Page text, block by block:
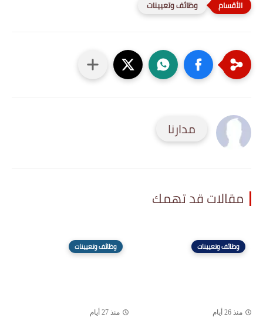
وظائف وتعيينات
مدارنا
مقالات قد تهمك
وظائف وتعيينات
منذ 26 أيام
وظائف وتعيينات
منذ 27 أيام